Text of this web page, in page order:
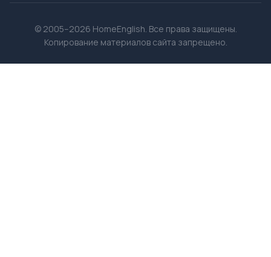
© 2005–2026 HomeEnglish. Все права защищены.
Копирование материалов сайта запрещено.